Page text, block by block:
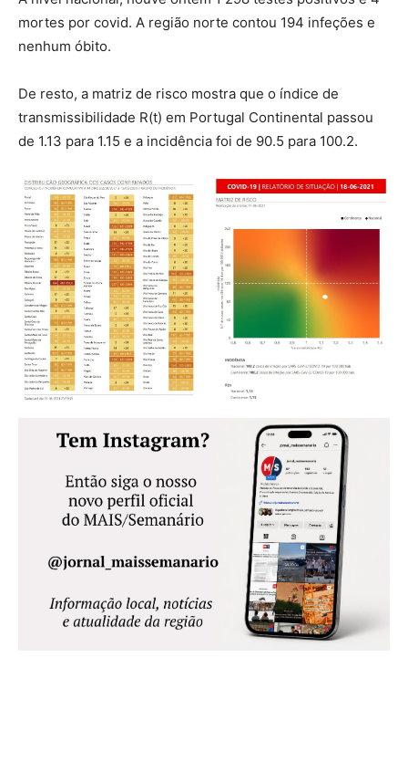
mortes por covid. A região norte contou 194 infeções e
nenhum óbito.
De resto, a matriz de risco mostra que o índice de
transmissibilidade R(t) em Portugal Continental passou
de 1.13 para 1.15 e a incidência foi de 90.5 para 100.2.